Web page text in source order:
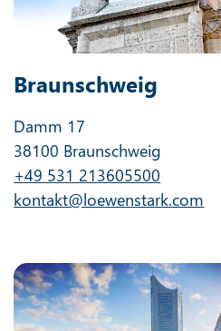
Braunschweig
Damm 17
38100 Braunschweig
+49 531 213605500
kontakt@loewenstark.com